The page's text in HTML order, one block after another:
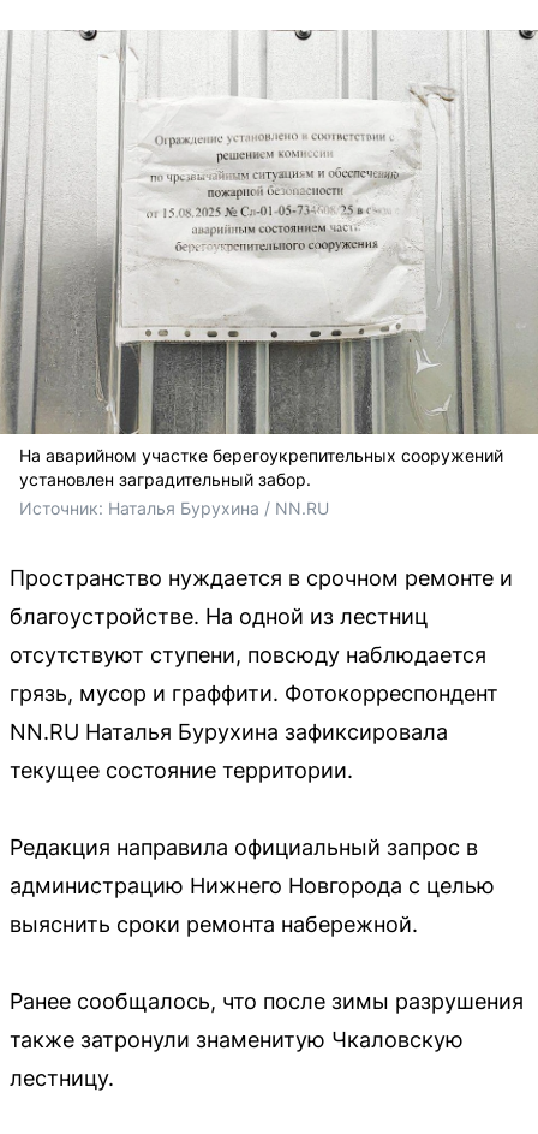
На аварийном участке берегоукрепительных сооружений
установлен заградительный забор.
Источник: Наталья Бурухина / NN.RU
Пространство нуждается в срочном ремонте и
благоустройстве. На одной из лестниц
отсутствуют ступени, повсюду наблюдается
грязь, мусор и граффити. Фотокорреспондент
NN.RU Наталья Бурухина зафиксировала
текущее состояние территории.
Редакция направила официальный запрос в
администрацию Нижнего Новгорода с целью
выяснить сроки ремонта набережной.
Ранее сообщалось, что после зимы разрушения
также затронули знаменитую Чкаловскую
лестницу.